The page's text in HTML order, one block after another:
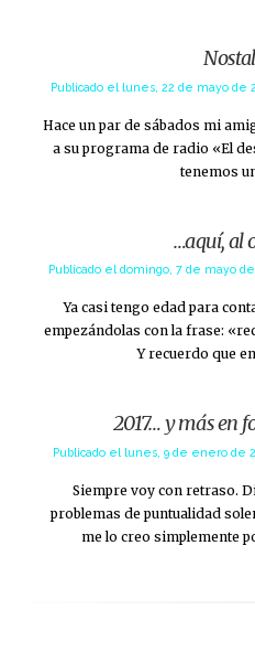
Publicado el lunes, 22 de mayo de
Hace un par de sábados mi
a su programa de radio «El
tenemos
…aquí, al
Publicado el domingo, 7 de mayo de
Ya casi tengo edad para
empezándolas con la frase:
Y recuerdo que
2017… y más en
Publicado el lunes, 9 de enero de
Siempre voy con retraso.
problemas de puntualidad
me lo creo simplemente